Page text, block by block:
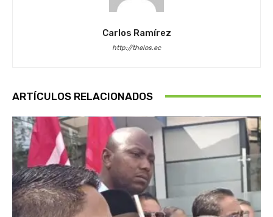
Carlos Ramírez
http://thelos.ec
ARTÍCULOS RELACIONADOS